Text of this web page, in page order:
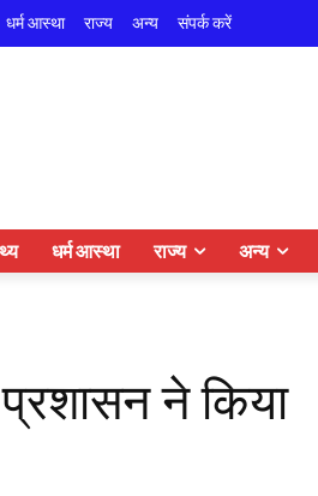
धर्म आस्था राज्य अन्य संपर्क करें
धर्म आस्था राज्य अन्य
ने किया